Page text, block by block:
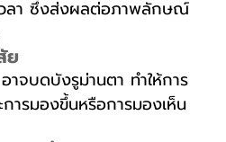
ลา ซึ่งส่งผลต่อภาพลักษณ์
ย
จบดบังรูม่านตา ทำให้การ
ารมองขึ้นหรือการมองเห็น